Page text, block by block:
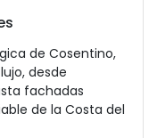
de Cosentino,
desde
fachadas
de la Costa del